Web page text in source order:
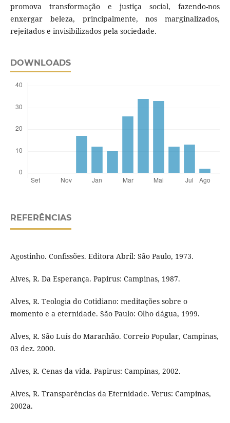
promova transformação e justiça social, fazendo-nos
enxergar beleza, principalmente, nos marginalizados,
rejeitados e invisibilizados pela sociedade.
DOWNLOADS
REFERÊNCIAS
Agostinho. Confissões. Editora Abril: São Paulo, 1973.
Alves, R. Da Esperança. Papirus: Campinas, 1987.
Alves, R. Teologia do Cotidiano: meditações sobre o
momento e a eternidade. São Paulo: Olho dágua, 1999.
Alves, R. São Luís do Maranhão. Correio Popular, Campinas,
03 dez. 2000.
Alves, R. Cenas da vida. Papirus: Campinas, 2002.
Alves, R. Transparências da Eternidade. Verus: Campinas,
2002a.